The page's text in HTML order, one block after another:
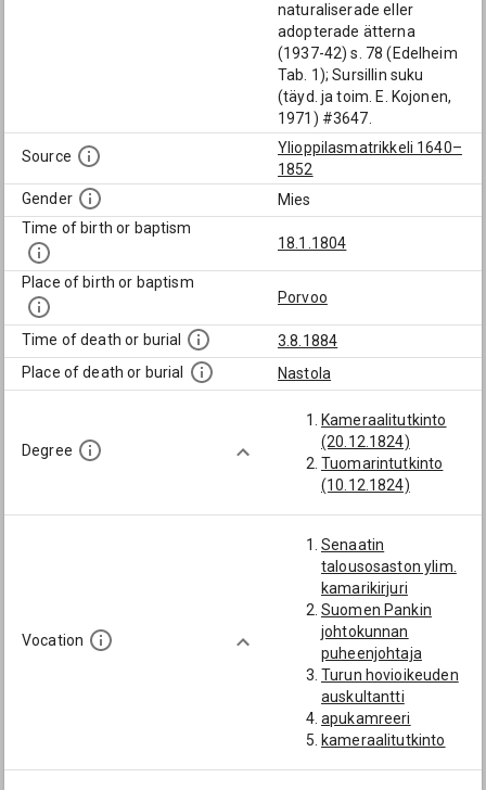
naturaliserade eller
adopterade ätterna
(1937-42) s. 78 (Edelheim
Tab. 1); Sursillin suku
(täyd. ja toim. E. Kojonen,
1971) #3647.
Source
Ylioppilasmatrikkeli 1640–
1852
Gender
Mies
Time of birth or baptism
18.1.1804
Place of birth or baptism
Porvoo
Time of death or burial
3.8.1884
Place of death or burial
Nastola
Degree
Kameraalitutkinto
(20.12.1824)
Tuomarintutkinto
(10.12.1824)
Vocation
Senaatin
talousosaston ylim.
kamarikirjuri
Suomen Pankin
johtokunnan
puheenjohtaja
Turun hovioikeuden
auskultantti
apukamreeri
kameraalitutkinto